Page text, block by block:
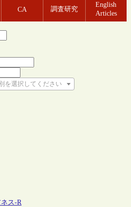
CA 調査研究
English
Articles
を選択してください
ください
ス-R